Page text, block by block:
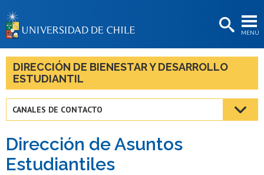
MENÚ
BIBLIOTECAS
LA UNIVERSIDAD
DIRECCIÓN DE BIENESTAR Y DESARROLLO
ESTUDIANTIL
CANALES DE CONTACTO
Dirección de Asuntos
Estudiantiles